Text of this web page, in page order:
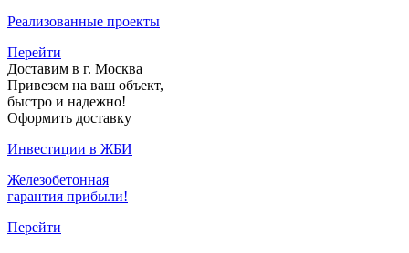
Реализованные проекты
Перейти
Доставим в г. Москва
Привезем на ваш объект,
быстро и надежно!
Оформить доставку
Инвестиции в ЖБИ
Железобетонная
гарантия прибыли!
Перейти